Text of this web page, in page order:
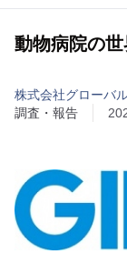
動物病院の
株式会社グローバ
調査・報告